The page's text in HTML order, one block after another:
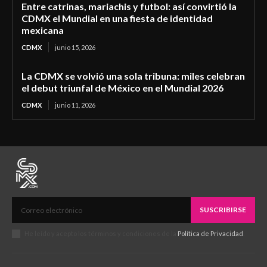
Entre catrinas, mariachis y futbol: así convirtió la
CDMX el Mundial en una fiesta de identidad
mexicana
CDMX junio 15, 2026
La CDMX se volvió una sola tribuna: miles celebran
el debut triunfal de México en el Mundial 2026
CDMX junio 11, 2026
SUSCRIBIRSE
Política de Privacidad